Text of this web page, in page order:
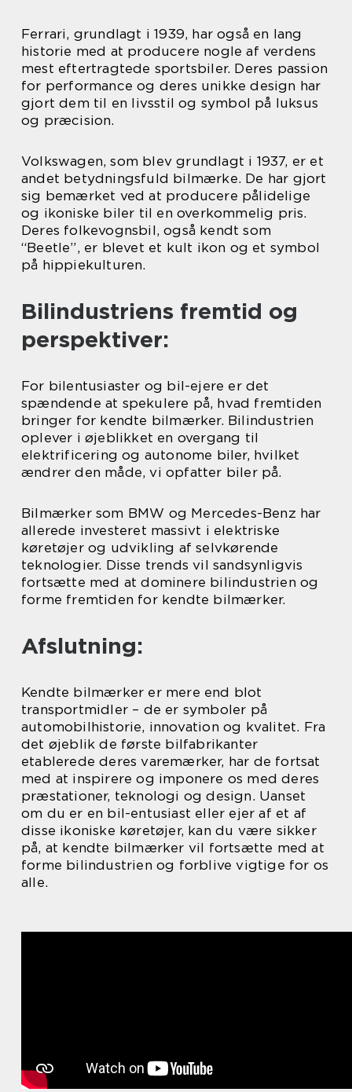
Ferrari, grundlagt i 1939, har også en lang
historie med at producere nogle af verdens
mest eftertragtede sportsbiler. Deres passion
for performance og deres unikke design har
gjort dem til en livsstil og symbol på luksus
og præcision.
Volkswagen, som blev grundlagt i 1937, er et
andet betydningsfuld bilmærke. De har gjort
sig bemærket ved at producere pålidelige
og ikoniske biler til en overkommelig pris.
Deres folkevognsbil, også kendt som
“Beetle”, er blevet et kult ikon og et symbol
på hippiekulturen.
Bilindustriens fremtid og
perspektiver:
For bilentusiaster og bil-ejere er det
spændende at spekulere på, hvad fremtiden
bringer for kendte bilmærker. Bilindustrien
oplever i øjeblikket en overgang til
elektrificering og autonome biler, hvilket
ændrer den måde, vi opfatter biler på.
Bilmærker som BMW og Mercedes-Benz har
allerede investeret massivt i elektriske
køretøjer og udvikling af selvkørende
teknologier. Disse trends vil sandsynligvis
fortsætte med at dominere bilindustrien og
forme fremtiden for kendte bilmærker.
Afslutning:
Kendte bilmærker er mere end blot
transportmidler – de er symboler på
automobilhistorie, innovation og kvalitet. Fra
det øjeblik de første bilfabrikanter
etablerede deres varemærker, har de fortsat
med at inspirere og imponere os med deres
præstationer, teknologi og design. Uanset
om du er en bil-entusiast eller ejer af et af
disse ikoniske køretøjer, kan du være sikker
på, at kendte bilmærker vil fortsætte med at
forme bilindustrien og forblive vigtige for os
alle.